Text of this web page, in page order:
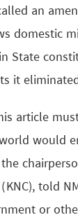
an
domestic
State
it
article
would
told
or